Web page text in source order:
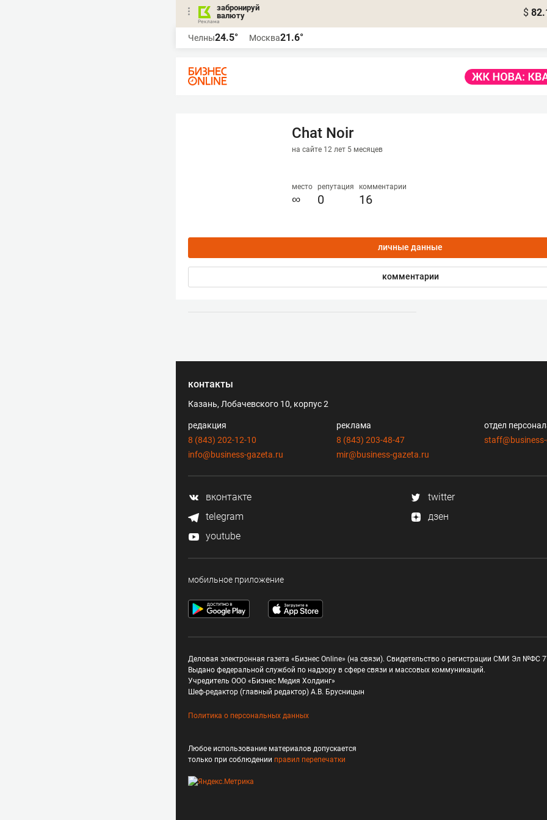
забронируй
валюту
$
Челны24.5° Москва21.6°
Chat Noir
на сайте 12 лет 5 месяцев
место
∞
репутация
0
комментарии
16
личные данные
комментарии
контакты
Казань, Лобачевского 10, корпус 2
редакция
8 (843) 202-12-10
info@business-gazeta.ru
реклама
8 (843) 203-48-47
mir@business-gazeta.ru
отдел
вконтакте
twitter
telegram
дзен
youtube
мобильное приложение
Деловая электронная газета «Бизнес Online» (на связи). Свидетельство о регистрации СМИ Эл №ФС
Выдано федеральной службой по надзору в сфере связи и массовых коммуникаций.
Учредитель ООО «Бизнес Медия Холдинг»
Шеф-редактор (главный редактор) А.В. Брусницын
Политика о персональных данных
Любое использование материалов допускается
только при соблюдении правил перепечатки